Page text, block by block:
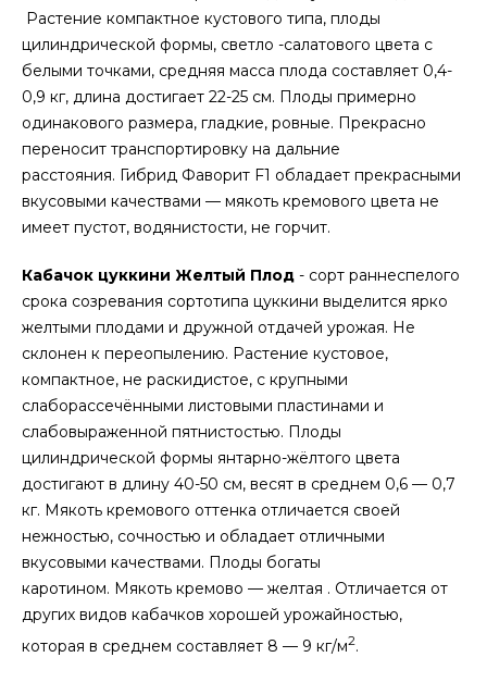
Растение компактное кустового типа, плоды
цилиндрической формы, светло -салатового цвета с
белыми точками, средняя масса плода составляет 0,4-
0,9 кг, длина достигает 22-25 см. Плоды примерно
одинакового размера, гладкие, ровные. Прекрасно
переносит транспортировку на дальние
расстояния. Гибрид Фаворит F1 обладает прекрасными
вкусовыми качествами — мякоть кремового цвета не
имеет пустот, водянистости, не горчит.
Кабачок цуккини Желтый Плод - сорт раннеспелого
срока созревания сортотипа цуккини выделится ярко
желтыми плодами и дружной отдачей урожая. Не
склонен к переопылению. Растение кустовое,
компактное, не раскидистое, с крупными
слаборассечёнными листовыми пластинами и
слабовыраженной пятнистостью. Плоды
цилиндрической формы янтарно-жёлтого цвета
достигают в длину 40-50 см, весят в среднем 0,6 — 0,7
кг. Мякоть кремового оттенка отличается своей
нежностью, сочностью и обладает отличными
вкусовыми качествами. Плоды богаты
каротином. Мякоть кремово — желтая . Отличается от
других видов кабачков хорошей урожайностью,
которая в среднем составляет 8 — 9 кг/м2.